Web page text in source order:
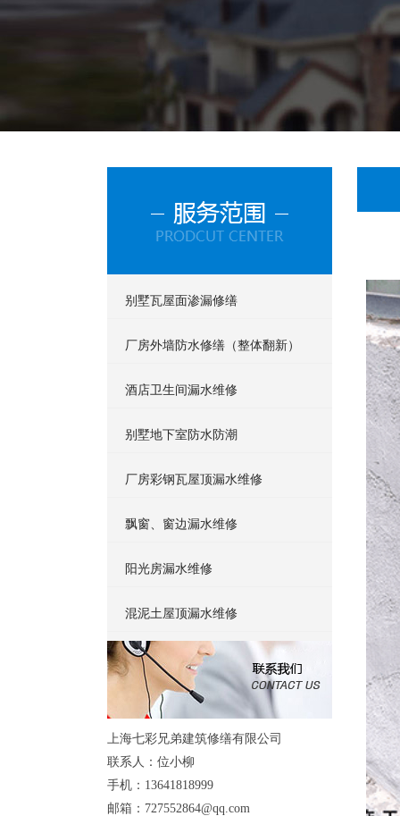
别墅瓦屋面渗漏修缮
厂房外墙防水修缮（整体翻新）
酒店卫生间漏水维修
别墅地下室防水防潮
厂房彩钢瓦屋顶漏水维修
飘窗、窗边漏水维修
阳光房漏水维修
混泥土屋顶漏水维修
上海七彩兄弟建筑修缮有限公司
联系人：位小柳
手机：13641818999
邮箱：727552864@qq.com